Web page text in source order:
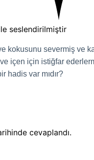
seslendirilmiştir
kokusunu severmiş ve
içen için istiğfar
hadis var mıdır?
cevaplandı.